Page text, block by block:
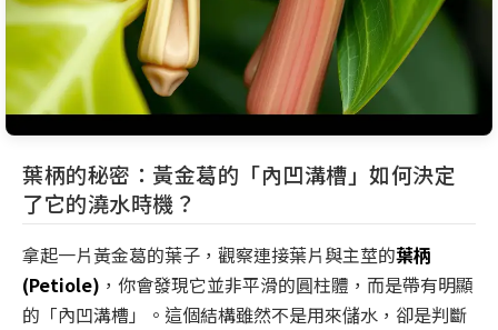
葉柄的秘密：黃金葛的「內凹溝槽」如何決定
了它的澆水時機？
拿起一片黃金葛的葉子，觀察連接葉片與主莖的葉柄
(Petiole) ，你會發現它並非平滑的圓柱體，而是帶有明顯
的「內凹溝槽」。這個結構雖然不是用來儲水，卻是判斷